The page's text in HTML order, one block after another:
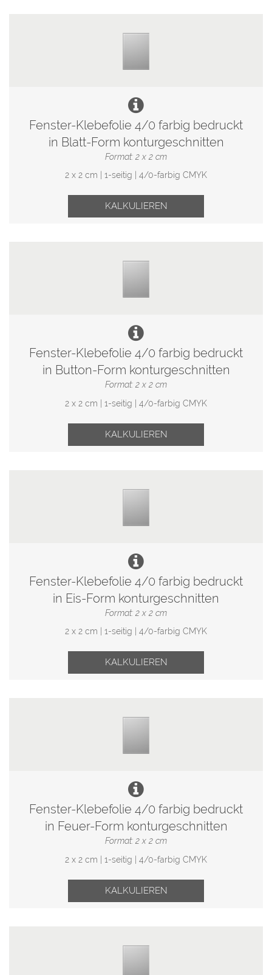
Fenster-Klebefolie 4/0 farbig bedruckt
in Blatt-Form konturgeschnitten
Format: 2 x 2 cm
2 x 2 cm | 1-seitig | 4/0-farbig CMYK
KALKULIEREN
Fenster-Klebefolie 4/0 farbig bedruckt
in Button-Form konturgeschnitten
Format: 2 x 2 cm
2 x 2 cm | 1-seitig | 4/0-farbig CMYK
KALKULIEREN
Fenster-Klebefolie 4/0 farbig bedruckt
in Eis-Form konturgeschnitten
Format: 2 x 2 cm
2 x 2 cm | 1-seitig | 4/0-farbig CMYK
KALKULIEREN
Fenster-Klebefolie 4/0 farbig bedruckt
in Feuer-Form konturgeschnitten
Format: 2 x 2 cm
2 x 2 cm | 1-seitig | 4/0-farbig CMYK
KALKULIEREN